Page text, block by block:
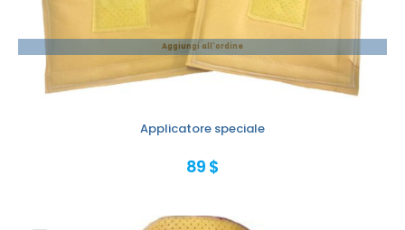
Aggiungi all'ordine
Applicatore speciale
89 $